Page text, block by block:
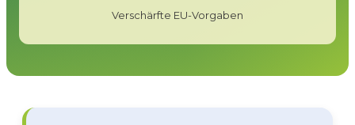
Verschärfte EU-Vorgaben